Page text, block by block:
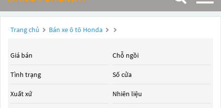
Trang chủ Bán xe ô tô Honda
Giá bán
Tình trạng
Xuất xứ
Chỗ ngồi
Số cửa
Nhiên liệu